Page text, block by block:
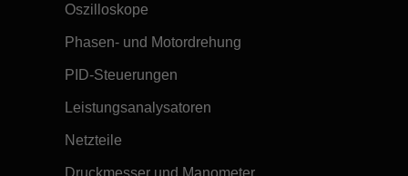
Oszilloskope
Phasen- und Motordrehung
PID-Steuerungen
Leistungsanalysatoren
Netzteile
Druckmesser und Manometer